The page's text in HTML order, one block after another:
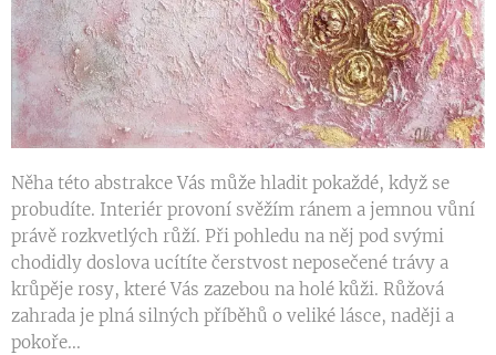
Něha této abstrakce Vás může hladit pokaždé, když se
probudíte. Interiér provoní svěžím ránem a jemnou vůní
právě rozkvetlých růží. Při pohledu na něj pod svými
chodidly doslova ucítíte čerstvost neposečené trávy a
krůpěje rosy, které Vás zazebou na holé kůži. Růžová
zahrada je plná silných příběhů o veliké lásce, naději a
pokoře...